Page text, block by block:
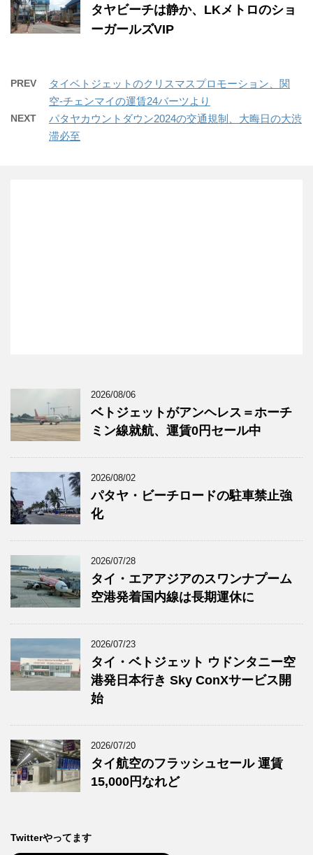
タヤビーチは静か、LKメトロのショ
ーガールズVIP
PREV
タイベトジェットのクリスマスプロモーション、関
空-チェンマイの運賃24バーツより
NEXT
パタヤカウントダウン2024の交通規制、大晦日の大渋
滞必至
2026/08/06
ベトジェットがアンヘレス＝ホーチ
ミン線就航、運賃0円セール中
2026/08/02
パタヤ・ビーチロードの駐車禁止強
化
2026/07/28
タイ・エアアジアのスワンナプーム
空港発着国内線は長期運休に
2026/07/23
タイ・ベトジェット ウドンタニー空
港発日本行き Sky ConXサービス開
始
2026/07/20
タイ航空のフラッシュセール 運賃
15,000円なれど
Twitterやってます